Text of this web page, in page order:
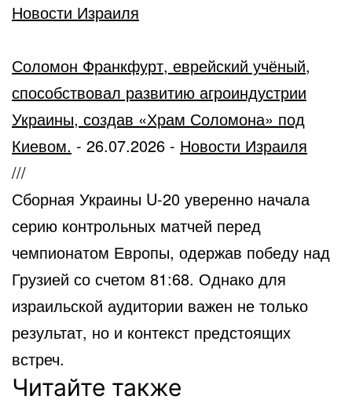
Новости Израиля
Соломон Франкфурт, еврейский учёный,
способствовал развитию агроиндустрии
Украины, создав «Храм Соломона» под
Киевом. - 26.07.2026 - Новости Израиля
///
Сборная Украины U-20 уверенно начала
серию контрольных матчей перед
чемпионатом Европы, одержав победу над
Грузией со счетом 81:68. Однако для
израильской аудитории важен не только
результат, но и контекст предстоящих
встреч.
Читайте также